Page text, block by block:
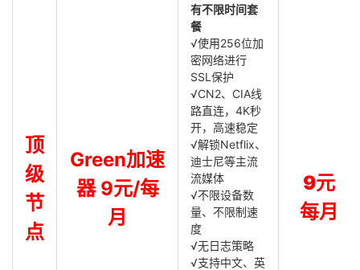
顶
级
节
点
Green加速
器 9元/每
月
有不限时间套
餐
√使用256位加
密网络进行
SSL保护
√CN2、CIA线
路直连，4K秒
开，高速稳定
√解锁Netflix、
迪士尼等主流
流媒体
√不限设备数
量、不限制速
度
√无日志策略
√支持中文、英
9元
每月